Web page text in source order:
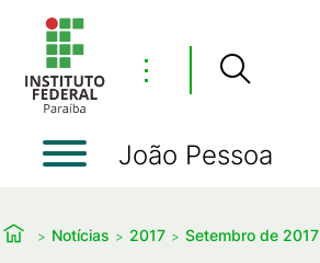
⋮
João Pessoa
Notícias 2017 Setembro de 2017